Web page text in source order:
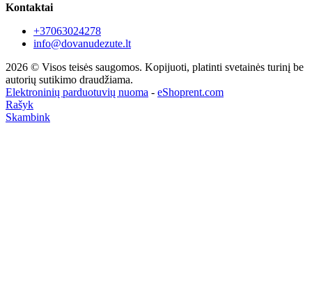
Kontaktai
+37063024278
info@dovanudezute.lt
2026 © Visos teisės saugomos. Kopijuoti, platinti svetainės turinį be
autorių sutikimo draudžiama.
Elektroninių parduotuvių nuoma - eShoprent.com
Rašyk
Skambink